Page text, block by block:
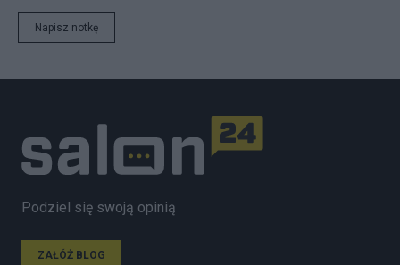
Napisz notkę
Podziel się swoją opinią
ZAŁÓŻ BLOG